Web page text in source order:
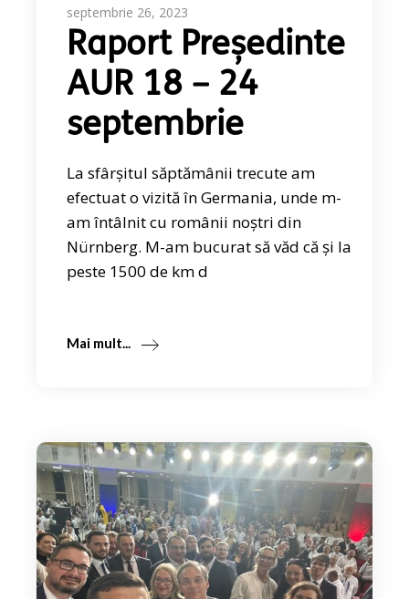
septembrie 26, 2023
Raport Președinte
AUR 18 – 24
septembrie
La sfârșitul săptămânii trecute am
efectuat o vizită în Germania, unde m-
am întâlnit cu românii noștri din
Nürnberg. M-am bucurat să văd că și la
peste 1500 de km d
Mai mult...